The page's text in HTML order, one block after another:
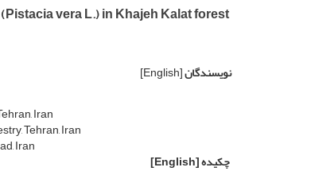
vera L.) in Khajeh Kalat forest
نویسندگان[English]
Iran
Tehran, Iran
Iran
چکیده[English]